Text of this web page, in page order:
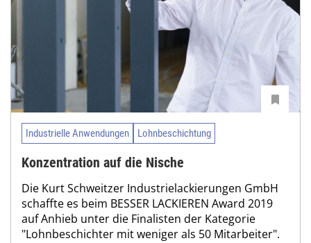
Industrielle Anwendungen Lohnbeschichtung
Konzentration auf die Nische
Die Kurt Schweitzer Industrielackierungen GmbH
schaffte es beim BESSER LACKIEREN Award 2019
auf Anhieb unter die Finalisten der Kategorie
"Lohnbeschichter mit weniger als 50 Mitarbeiter".